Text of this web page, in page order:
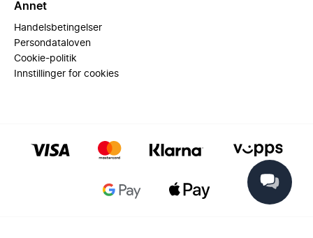
Annet
Handelsbetingelser
Persondataloven
Cookie-politik
Innstillinger for cookies